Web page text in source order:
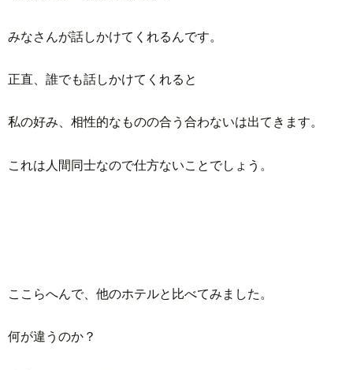
みなさんが話しかけてくれるんです。
正直、誰でも話しかけてくれると
私の好み、相性的なものの合う合わないは出てきます。
これは人間同士なので仕方ないことでしょう。
ここらへんで、他のホテルと比べてみました。
何が違うのか？